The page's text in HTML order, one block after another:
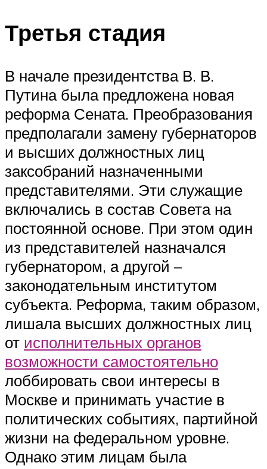
Третья стадия
В начале президентства В. В.
Путина была предложена новая
реформа Сената. Преобразования
предполагали замену губернаторов
и высших должностных лиц
заксобраний назначенными
представителями. Эти служащие
включались в состав Совета на
постоянной основе. При этом один
из представителей назначался
губернатором, а другой –
законодательным институтом
субъекта. Реформа, таким образом,
лишала высших должностных лиц
от исполнительных органов
возможности самостоятельно
лоббировать свои интересы в
Москве и принимать участие в
политических событиях, партийной
жизни на федеральном уровне.
Однако этим лицам была